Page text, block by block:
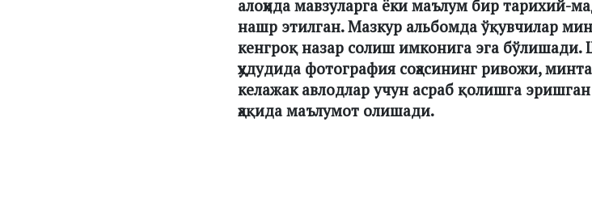
алоҳида мавзуларга ёки маълум бир тарихий-
нашр этилган. Мазкур альбомда ўқувчилар
кенгроқ назар солиш имконига эга бўлишади.
ҳудудида фотография соҳасининг ривожи,
келажак авлодлар учун асраб қолишга
ҳақида маълумот олишади.